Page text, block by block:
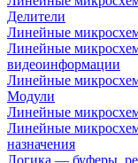
Делители
Линейные
Линейные
видеоинформации
Линейные
Модули
Линейные
Линейные
назначения
Логика — буферы,